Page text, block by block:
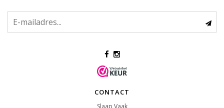
CONTACT
Slaap Vaak